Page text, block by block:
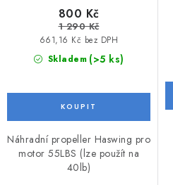
Skladem (>5 ks)
661,16 Kč bez DPH
800 Kč
1 290 Kč
Náhradní propeller Haswing pro
motor 55LBS (lze použít na
40lb)